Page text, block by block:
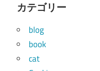
カテゴリー
blog
book
cat